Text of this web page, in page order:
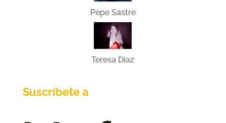
Pepe Sastre
Teresa Díaz
Suscríbete a